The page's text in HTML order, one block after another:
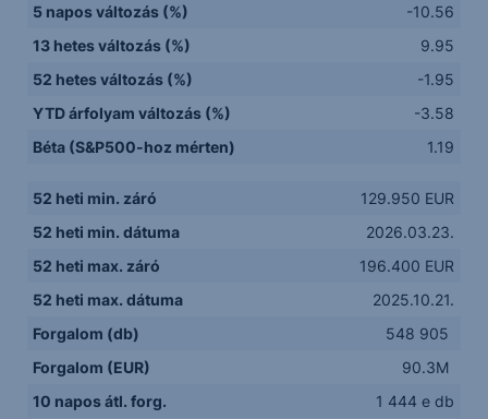
5 napos változás (%)
-10.56
13 hetes változás (%)
9.95
52 hetes változás (%)
-1.95
YTD árfolyam változás (%)
-3.58
Béta (S&P500-hoz mérten)
1.19
52 heti min. záró
129.950 EUR
52 heti min. dátuma
2026.03.23.
52 heti max. záró
196.400 EUR
52 heti max. dátuma
2025.10.21.
Forgalom (db)
548 905
Forgalom (EUR)
90.3M
10 napos átl. forg.
1 444 e db